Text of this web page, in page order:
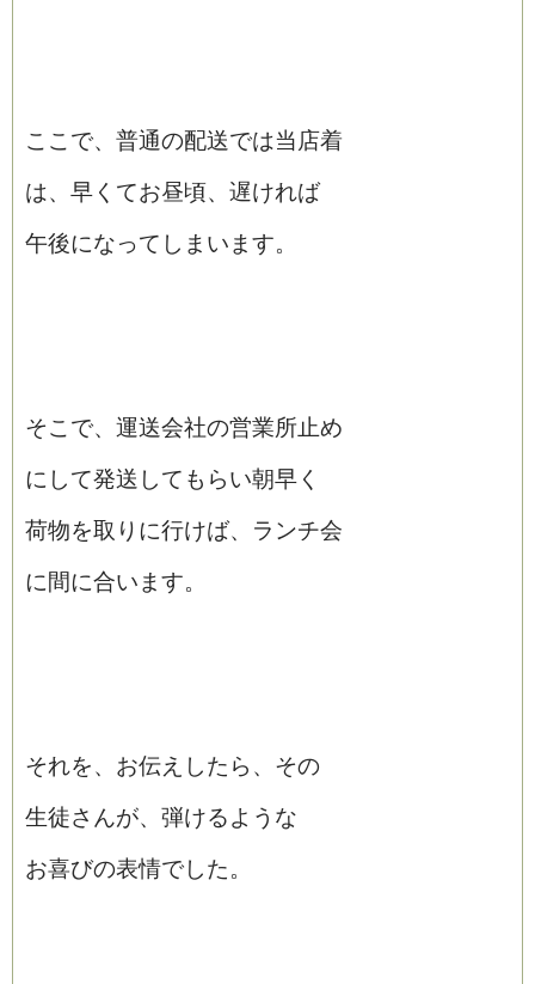
ここで、普通の配送では当店着
は、早くてお昼頃、遅ければ
午後になってしまいます。
そこで、運送会社の営業所止め
にして発送してもらい朝早く
荷物を取りに行けば、ランチ会
に間に合います。
それを、お伝えしたら、その
生徒さんが、弾けるような
お喜びの表情でした。